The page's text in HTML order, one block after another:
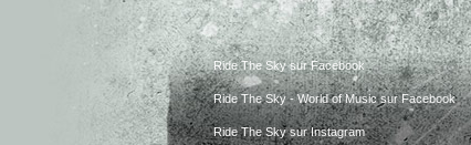
Ride The Sky sur Facebook
Ride The Sky - World of Music sur Facebook
Ride The Sky sur Instagram